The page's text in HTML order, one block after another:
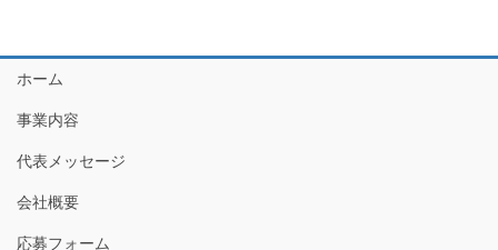
ホーム
事業内容
代表メッセージ
会社概要
応募フォーム